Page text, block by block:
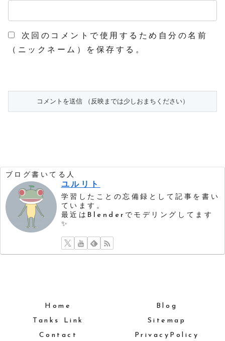
次回のコメントで使用するため自分の名前
（ニックネーム）を保存する。
ブログ書いてる人
ユルリト
学習したことの忘備録として記事を書い
ています。
最近はBlenderでモデリングしてます
✨
Home
Blog
Tanks Link
Sitemap
Contact
PrivacyPolicy